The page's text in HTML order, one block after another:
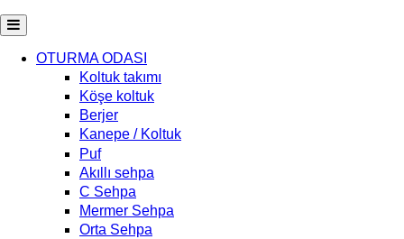
OTURMA ODASI
Koltuk takımı
Köşe koltuk
Berjer
Kanepe / Koltuk
Puf
Akıllı sehpa
C Sehpa
Mermer Sehpa
Orta Sehpa